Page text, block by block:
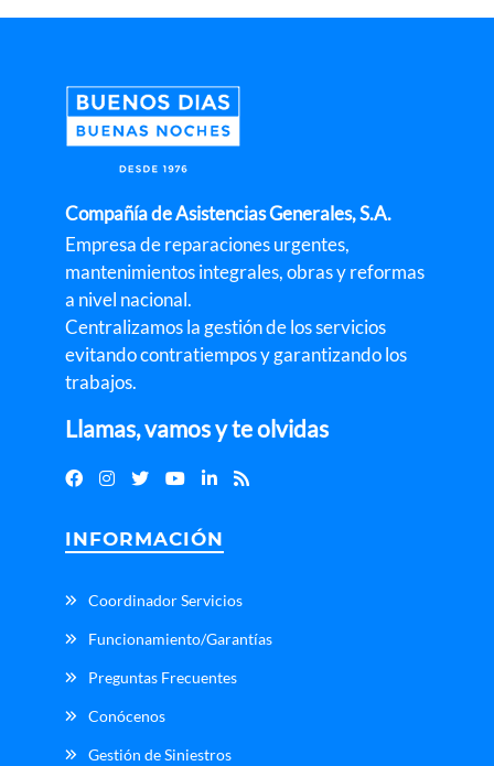
Compañía de Asistencias Generales, S.A.
Empresa de reparaciones urgentes,
mantenimientos integrales, obras y reformas
a nivel nacional.
Centralizamos la gestión de los servicios
evitando contratiempos y garantizando los
trabajos.
Llamas, vamos y te olvidas
INFORMACIÓN
Coordinador Servicios
Funcionamiento/Garantías
Preguntas Frecuentes
Conócenos
Gestión de Siniestros